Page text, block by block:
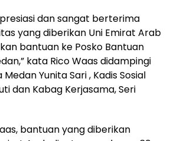
dan sangat berterima
yang diberikan Uni Emirat Arab
bantuan ke Posko Bantuan
kata Rico Waas didampingi
Yunita Sari , Kadis Sosial
dan Kabag Kerjasama, Seri
bantuan yang diberikan